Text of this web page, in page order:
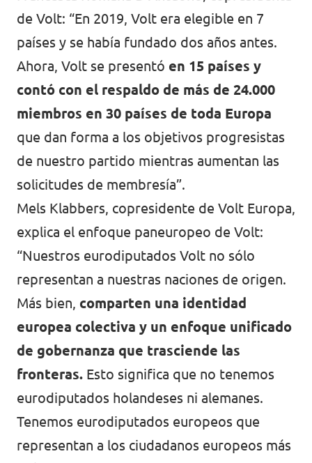
de Volt: “En 2019, Volt era elegible en 7
países y se había fundado dos años antes.
Ahora, Volt se presentó en 15 países y
contó con el respaldo de más de 24.000
miembros en 30 países de toda Europa
que dan forma a los objetivos progresistas
de nuestro partido mientras aumentan las
solicitudes de membresía”.
Mels Klabbers, copresidente de Volt Europa,
explica el enfoque paneuropeo de Volt:
“Nuestros eurodiputados Volt no sólo
representan a nuestras naciones de origen.
Más bien, comparten una identidad
europea colectiva y un enfoque unificado
de gobernanza que trasciende las
fronteras. Esto significa que no tenemos
eurodiputados holandeses ni alemanes.
Tenemos eurodiputados europeos que
representan a los ciudadanos europeos más